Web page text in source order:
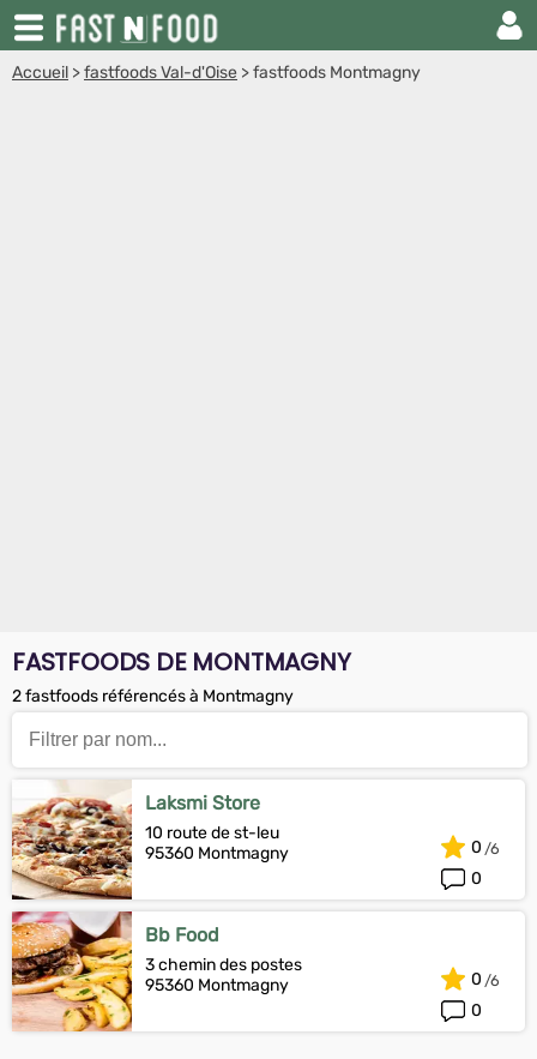
Accueil >fastfoods Val-d'Oise >fastfoods Montmagny
FASTFOODS DE MONTMAGNY
2 fastfoods référencés à Montmagny
Laksmi Store
10 route de st-leu
95360 Montmagny
0
0
Bb Food
3 chemin des postes
95360 Montmagny
0
0